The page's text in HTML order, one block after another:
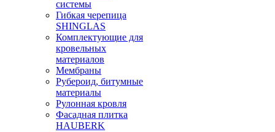
системы
Гибкая черепица
SHINGLAS
Комплектующие для
кровельных
материалов
Мембраны
Рубероид, битумные
материалы
Рулонная кровля
Фасадная плитка
HAUBERK